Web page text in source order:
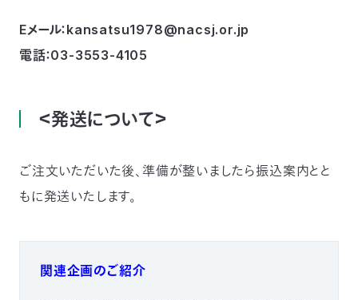
Eメール：kansatsu1978@nacsj.or.jp
電話：03-3553-4105
＜発送について＞
ご注文いただいた後、準備が整いましたら振込案内とと
もに発送いたします。
関連企画のご紹介